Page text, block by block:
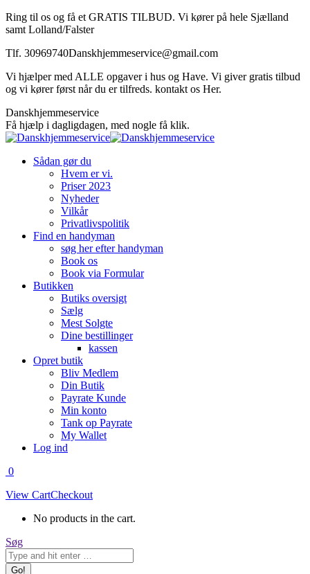
Skip
to
Ring til os og få et GRATIS TILBUD. Vi kører på hele Sjælland
samt Lolland/Falster
Tlf. 30969740Danskhjemmeservice@gmail.com
Vi hjælper med ALLE opgaver i hus og Have. Vi giver gratis tilbud
og vi kører først når du er tilfreds. kontakt os Her.
Facebook
page
opens
new
Danskhjemmeservice
Få hjælp i dagligdagen, med nogle få klik.
Sådan gør du
Hvem er vi.
Priser 2023
Nyheder
Vilkår
Privatlivspolitik
Find en handyman
søg her efter handyman
Book os
Book via Formular
Butikken
Butiks oversigt
Sælg
Mest Solgte
Dine bestillinger
kassen
Opret butik
Bliv Medlem
Din Butik
Payrate Kunde
Min konto
Tank op Payrate
My Wallet
Log ind
0
View CartCheckout
No products in the cart.
Search:
Søg